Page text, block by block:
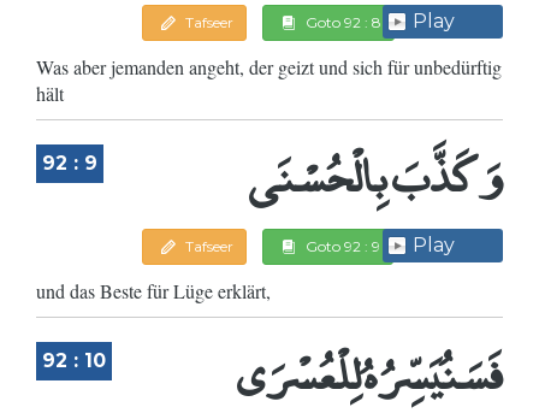
Tafseer Goto 92 : 8 Play
Was aber jemanden angeht, der geizt und sich für unbedürftig
hält
92 : 9 وَكَذَّبَ بِالْحُسْنَى
Tafseer Goto 92 : 9 Play
und das Beste für Lüge erklärt,
92 : 10 فَسَنُيَسِّرُهُ لِلْعُسْرَى